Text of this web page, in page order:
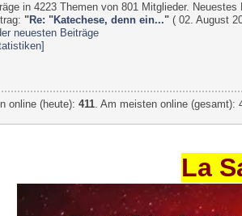
in 4223 Themen von 801 Mitglieder.
"Re: "Katechese, denn ein..." ( 02. August
neuesten Beiträge
online (heute):411 . Am meisten online
La